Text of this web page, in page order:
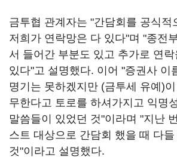
금투협 관계자는 "간담회를 공식적
저희가 연락망은 다 있다"며 "종전
서 들어간 부분도 있고 추가로 연
있다"고 설명했다. 이어 "증권사 이
명기는 못하겠지만 (금투세 유예)
무한다고 토로를 하셔가지고 익명
말씀들이 있었던 것"이라며 "지난
스트 대상으로 간담회 했을 때 다
것"이라고 설명했다.